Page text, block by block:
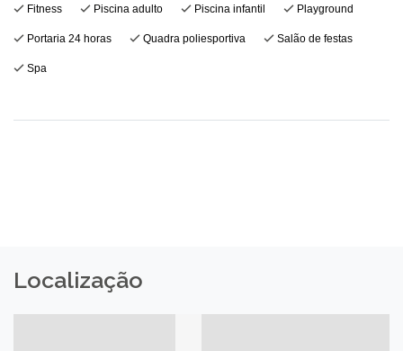
Fitness Piscina adulto Piscina infantil Playground
Portaria 24 horas Quadra poliesportiva Salão de festas
Spa
Localização